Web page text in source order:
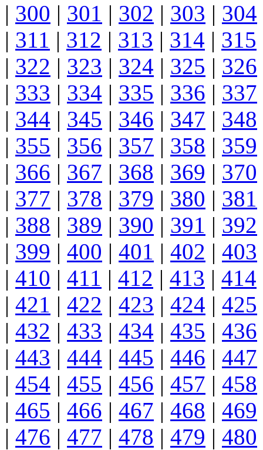
| 300 | 301 | 302 | 303 | 304
| 311 | 312 | 313 | 314 | 315
| 322 | 323 | 324 | 325 | 326
| 333 | 334 | 335 | 336 | 337
| 344 | 345 | 346 | 347 | 348
| 355 | 356 | 357 | 358 | 359
| 366 | 367 | 368 | 369 | 370
| 377 | 378 | 379 | 380 | 381
| 388 | 389 | 390 | 391 | 392
| 399 | 400 | 401 | 402 | 403
| 410 | 411 | 412 | 413 | 414
| 421 | 422 | 423 | 424 | 425
| 432 | 433 | 434 | 435 | 436
| 443 | 444 | 445 | 446 | 447
| 454 | 455 | 456 | 457 | 458
| 465 | 466 | 467 | 468 | 469
| 476 | 477 | 478 | 479 | 480